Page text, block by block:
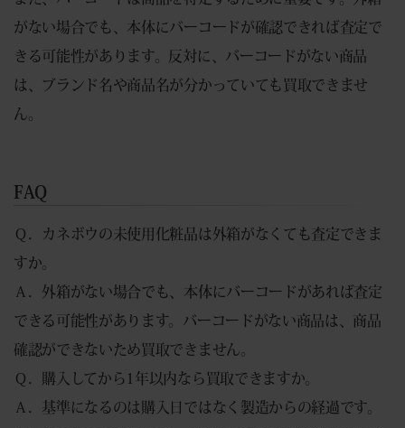
がない場合でも、本体にバーコードが確認できれば査定で
きる可能性があります。反対に、バーコードがない商品
は、ブランド名や商品名が分かっていても買取できませ
ん。
FAQ
Ｑ．カネボウの未使用化粧品は外箱がなくても査定できま
すか。
Ａ．外箱がない場合でも、本体にバーコードがあれば査定
できる可能性があります。バーコードがない商品は、商品
確認ができないため買取できません。
Ｑ．購入してから1年以内なら買取できますか。
Ａ．基準になるのは購入日ではなく製造からの経過です。